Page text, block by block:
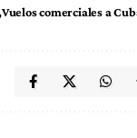
Vuelos comerciales a